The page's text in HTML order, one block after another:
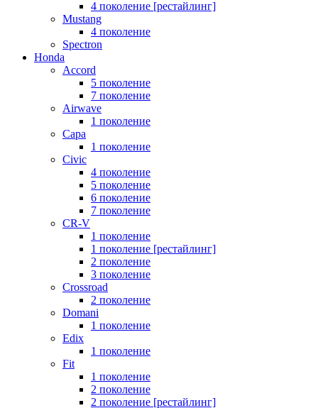
4 поколение [рестайлинг]
Mustang
4 поколение
Spectron
Honda
Accord
5 поколение
7 поколение
Airwave
1 поколение
Capa
1 поколение
Civic
4 поколение
5 поколение
6 поколение
7 поколение
CR-V
1 поколение
1 поколение [рестайлинг]
2 поколение
3 поколение
Crossroad
2 поколение
Domani
1 поколение
Edix
1 поколение
Fit
1 поколение
2 поколение
2 поколение [рестайлинг]